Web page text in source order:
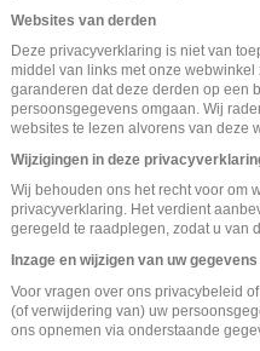
Websites van derden
Deze privacyverklaring is niet van
middel van links met onze
garanderen dat deze derden op een
persoonsgegevens omgaan. Wij
websites te lezen alvorens van deze
Wijzigingen in deze
Wij behouden ons het recht voor om
privacyverklaring. Het verdient
geregeld te raadplegen, zodat u van
Inzage en wijzigen van uw gegevens
Voor vragen over ons privacybeleid
(of verwijdering van) uw
ons opnemen via onderstaande